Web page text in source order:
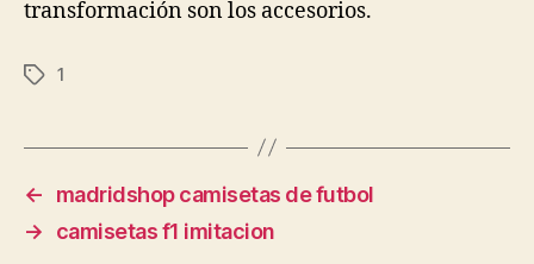
transformación son los accesorios.
Etiquetas
1
←
madridshop camisetas de futbol
→
camisetas f1 imitacion